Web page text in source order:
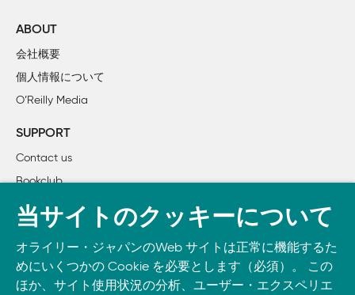
	1.6　世界のIPv6状況
		1.6.1　アジア
		1.6.3　合衆国
	1.7　IPv6の現状とベンダーのサポート
2章　IPv6プロトコル
	2.1　ヘッダ構造
	2.2　IPv6ヘッダの各フィールド
		2.2.1　バージョン
		2.2.2　トラフィッククラス
		2.2.3　フローラべル
ABOUT
会社概要
個人情報について
O’Reilly Media
SUPPORT
Contact us
Bookclub
書籍注文
Take O’Reilly with you and learn anywhere, anytime on your
phone
and tablet.
当サイトのクッキーについて
オライリー・ジャパンのWeb サイトは正常に機能するた
めにいくつかの Cookie を必要とします（必須）。 この
ほか、サイト使用状況の分析、ユーザー・エクスペリエ